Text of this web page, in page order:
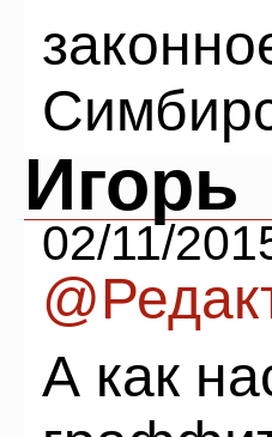
Игорь
02/11/
А как